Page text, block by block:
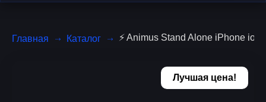
Главная Каталог ⚡ Animus Stand Alone iPhone ios
Лучшая цена!